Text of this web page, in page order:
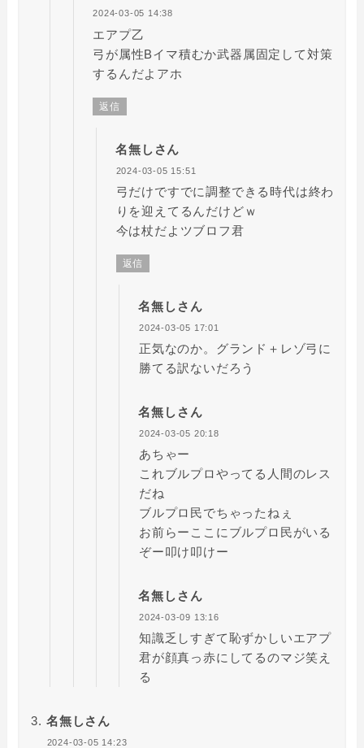
2024-03-05 14:38
エアプ乙
弓が属性Bイマ積むか武器属固定して対策
するんだよアホ
返信
名無しさん
2024-03-05 15:51
弓だけですでに調整できる時代は終わ
りを迎えてるんだけどｗ
今は杖だよツブロフ君
返信
名無しさん
2024-03-05 17:01
正気なのか。グランド＋レゾ弓に
勝てる訳ないだろう
名無しさん
2024-03-05 20:18
あちゃー
これブルプロやってる人間のレス
だね
ブルプロ民でちゃったねぇ
お前らーここにブルプロ民がいる
ぞー叩け叩けー
名無しさん
2024-03-09 13:16
知識乏しすぎて恥ずかしいエアプ
君が顔真っ赤にしてるのマジ笑え
る
名無しさん
2024-03-05 14:23